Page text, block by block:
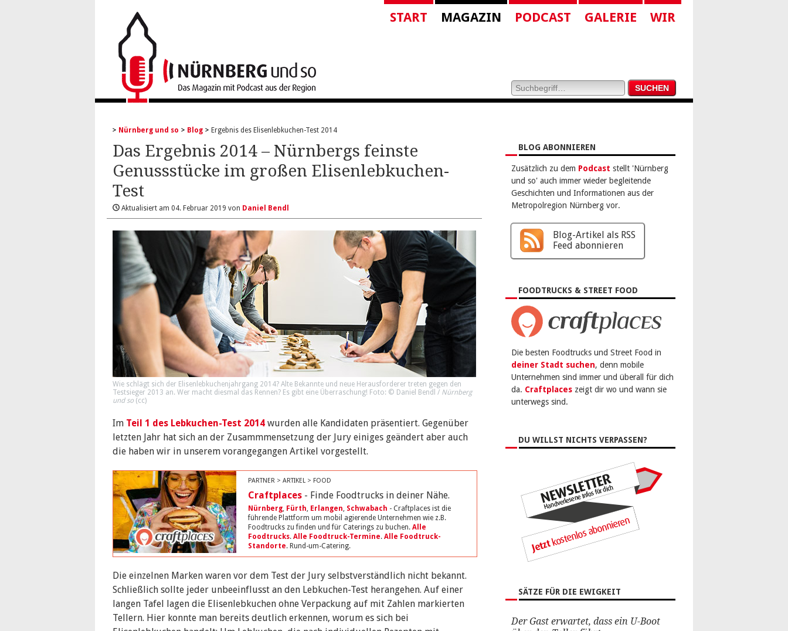
START MAGAZIN PODCAST GALERIE WIR
Nürnberg und so Blog Ergebnis des Elisenlebkuchen-Test 2014
Das Ergebnis 2014 – Nürnbergs feinste
Genussstücke im großen Elisenlebkuchen-
Test
Aktualisiert am 04. Februar 2019 von Daniel Bendl
Wie schlägt sich der Elisenlebkuchenjahrgang 2014? Alte Bekannte und neue Herausforderer treten gegen den
Testsieger 2013 an. Wer macht diesmal das Rennen? Es gibt eine Überraschung! Foto: © Daniel Bendl / Nürnberg
und so (cc)
Im Teil 1 des Lebkuchen-Test 2014 wurden alle Kandidaten präsentiert. Gegenüber
letzten Jahr hat sich an der Zusammmensetzung der Jury einiges geändert aber auch
die haben wir in unserem vorangegangen Artikel vorgestellt.
PARTNER > ARTIKEL > FOOD
Craftplaces - Finde Foodtrucks in deiner Nähe.
Nürnberg, Fürth, Erlangen, Schwabach - Craftplaces ist die
führende Plattform um mobil agierende Unternehmen wie z.B.
Foodtrucks zu finden und für Caterings zu buchen. Alle
Foodtrucks. Alle Foodtruck-Termine. Alle Foodtruck-
Standorte. Rund-um-Catering.
Die einzelnen Marken waren vor dem Test der Jury selbstverständlich nicht bekannt.
Schließlich sollte jeder unbeeinflusst an den Lebkuchen-Test herangehen. Auf einer
langen Tafel lagen die Elisenlebkuchen ohne Verpackung auf mit Zahlen markierten
Tellern. Hier konnte man bereits deutlich erkennen, worum es sich bei
BLOG ABONNIEREN
Zusätzlich zu dem Podcast stellt 'Nürnberg
und so' auch immer wieder begleitende
Geschichten und Informationen aus der
Metropolregion Nürnberg vor.
Blog-Artikel als RSS
Feed abonnieren
FOODTRUCKS & STREET FOOD
Die besten Foodtrucks und Street Food in
deiner Stadt suchen, denn mobile
Unternehmen sind immer und überall für dich
da. Craftplaces zeigt dir wo und wann sie
unterwegs sind.
DU WILLST NICHTS VERPASSEN?
SÄTZE FÜR DIE EWIGKEIT
Der Gast erwartet, dass ein U-Boot